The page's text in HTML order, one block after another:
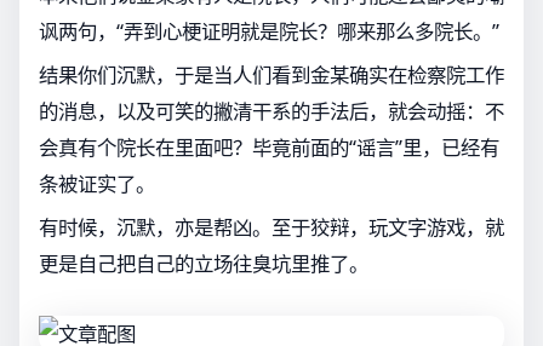
讽两句，“弄到心梗证明就是院长？哪来那么多院长。”
结果你们沉默，于是当人们看到金某确实在检察院工作
的消息，以及可笑的撇清干系的手法后，就会动摇：不
会真有个院长在里面吧？毕竟前面的“谣言”里，已经有
条被证实了。
有时候，沉默，亦是帮凶。至于狡辩，玩文字游戏，就
更是自己把自己的立场往臭坑里推了。